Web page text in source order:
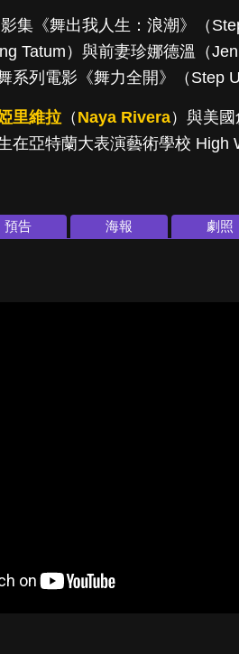
集《舞出我人生：浪潮》（
Tatum）與前妻珍娜德溫（
系列電影《舞力全開》（Step
里維拉 （ Naya Rivera）與美
在亞特蘭大表演藝術學校 High
預告 海報 劇照